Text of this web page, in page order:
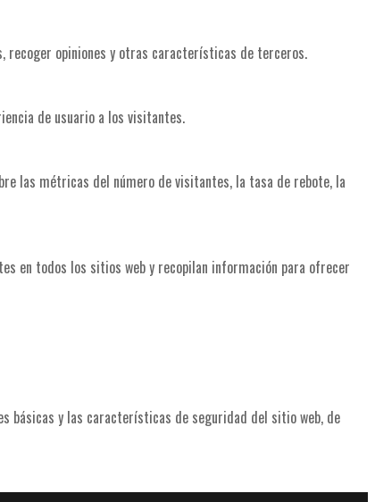
recoger opiniones y otras características de terceros.
de usuario a los visitantes.
las métricas del número de visitantes, la tasa de rebote, la
en todos los sitios web y recopilan información para ofrecer
básicas y las características de seguridad del sitio web, de